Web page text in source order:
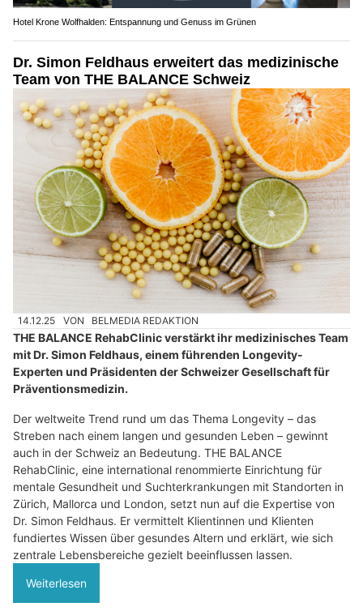
Hotel Krone Wolfhalden: Entspannung und Genuss im Grünen
Dr. Simon Feldhaus erweitert das medizinische
Team von THE BALANCE Schweiz
14.12.25 VON BELMEDIA REDAKTION
THE BALANCE RehabClinic verstärkt ihr medizinisches Team
mit Dr. Simon Feldhaus, einem führenden Longevity-
Experten und Präsidenten der Schweizer Gesellschaft für
Präventionsmedizin.
Der weltweite Trend rund um das Thema Longevity – das
Streben nach einem langen und gesunden Leben – gewinnt
auch in der Schweiz an Bedeutung. THE BALANCE
RehabClinic, eine international renommierte Einrichtung für
mentale Gesundheit und Suchterkrankungen mit Standorten in
Zürich, Mallorca und London, setzt nun auf die Expertise von
Dr. Simon Feldhaus. Er vermittelt Klientinnen und Klienten
fundiertes Wissen über gesundes Altern und erklärt, wie sich
zentrale Lebensbereiche gezielt beeinflussen lassen.
Weiterlesen